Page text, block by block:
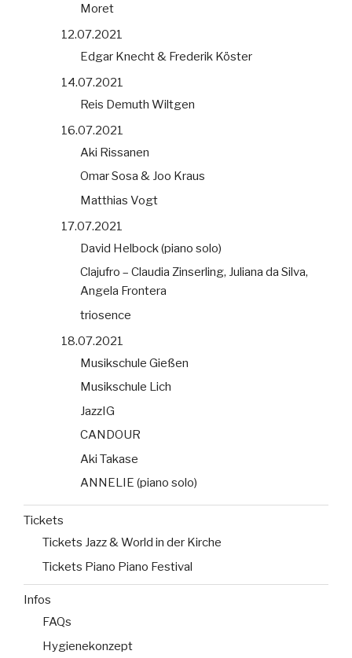
Moret
12.07.2021
Edgar Knecht & Frederik Köster
14.07.2021
Reis Demuth Wiltgen
16.07.2021
Aki Rissanen
Omar Sosa & Joo Kraus
Matthias Vogt
17.07.2021
David Helbock (piano solo)
Clajufro – Claudia Zinserling, Juliana da Silva,
Angela Frontera
triosence
18.07.2021
Musikschule Gießen
Musikschule Lich
JazzIG
CANDOUR
Aki Takase
ANNELIE (piano solo)
Tickets
Tickets Jazz & World in der Kirche
Tickets Piano Piano Festival
Infos
FAQs
Hygienekonzept